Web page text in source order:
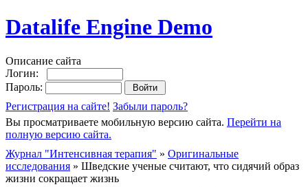
Datalife Engine Demo
Описание сайта
Логин:
Пароль:
Регистрация на сайте! Забыли пароль?
Вы просматриваете мобильную версию сайта. Перейти на
полную версию сайта.
Журнал "Интенсивная терапия" » Оригинальные
исследования » Шведские ученые считают, что сидячий образ
жизни сокращает жизнь